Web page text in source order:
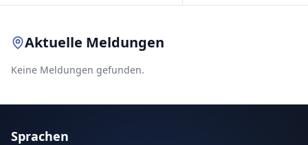
Aktuelle Meldungen
Keine Meldungen gefunden.
Sprachen